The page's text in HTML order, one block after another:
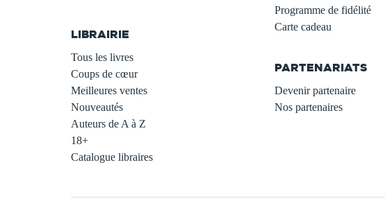
LIBRAIRIE
Tous les livres
Coups de cœur
Meilleures ventes
Nouveautés
Auteurs de A à Z
18+
Catalogue libraires
Programme de fidélité
Carte cadeau
PARTENARIATS
Devenir partenaire
Nos partenaires